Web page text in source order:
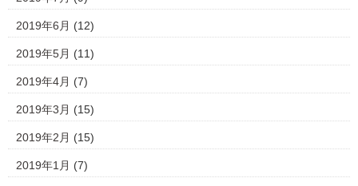
2019年6月 (12)
2019年5月 (11)
2019年4月 (7)
2019年3月 (15)
2019年2月 (15)
2019年1月 (7)